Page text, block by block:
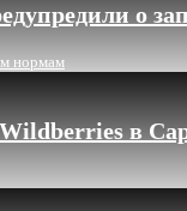
о
нормам
в